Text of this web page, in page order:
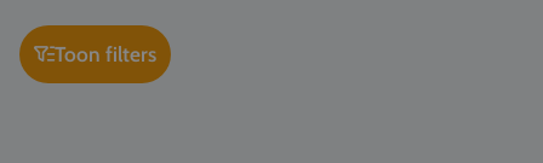
Een offerte aanvragen
Toon filters